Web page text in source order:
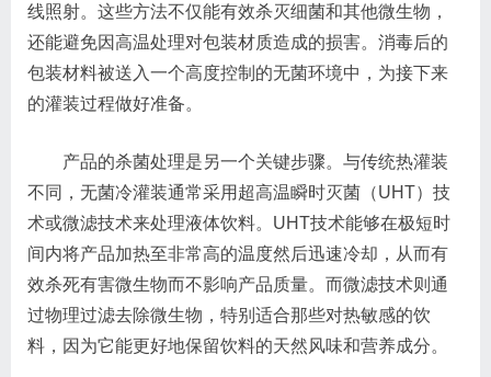
线照射。这些方法不仅能有效杀灭细菌和其他微生物，
还能避免因高温处理对包装材质造成的损害。消毒后的
包装材料被送入一个高度控制的无菌环境中，为接下来
的灌装过程做好准备。
产品的杀菌处理是另一个关键步骤。与传统热灌装
不同，无菌冷灌装通常采用超高温瞬时灭菌（UHT）技
术或微滤技术来处理液体饮料。UHT技术能够在极短时
间内将产品加热至非常高的温度然后迅速冷却，从而有
效杀死有害微生物而不影响产品质量。而微滤技术则通
过物理过滤去除微生物，特别适合那些对热敏感的饮
料，因为它能更好地保留饮料的天然风味和营养成分。